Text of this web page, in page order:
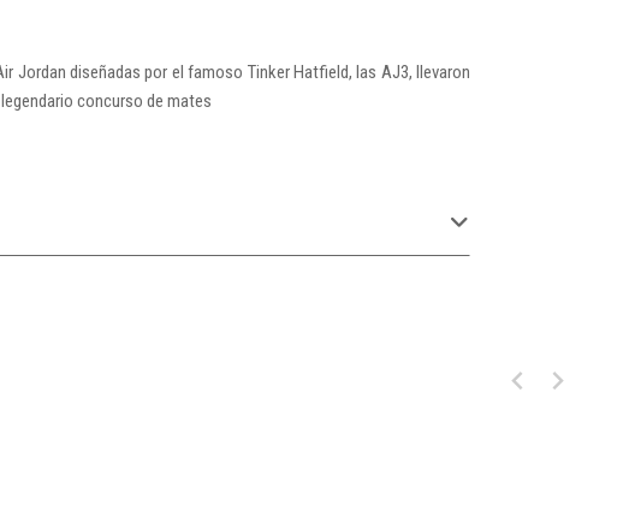
Jordan diseñadas por el famoso Tinker Hatfield, las AJ3, llevaron
concurso de mates